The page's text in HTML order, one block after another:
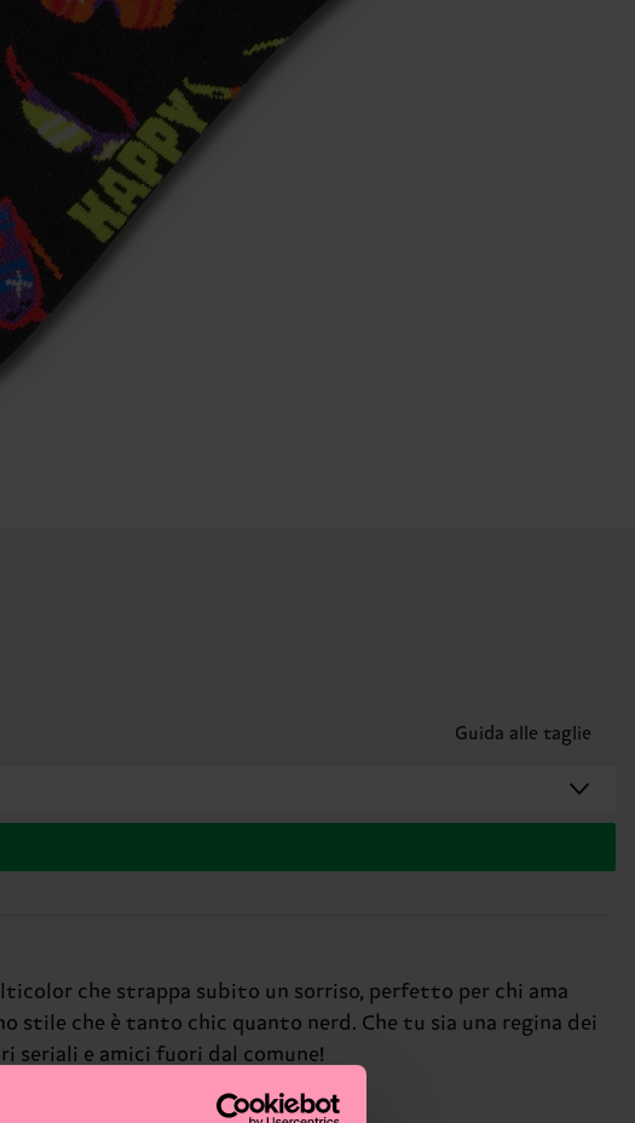
Guida alle taglie
che strappa subito un sorriso, perfetto per chi ama
stile che è tanto chic quanto nerd. Che tu sia una regina dei
seriali e amici fuori dal comune!